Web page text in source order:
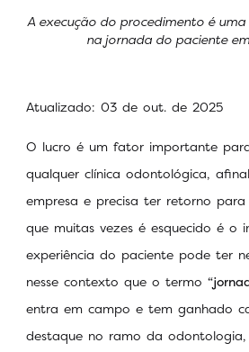
A execução do procedimento é
na jornada do paciente
Atualizado: 03 de out. de 2025
O lucro é um fator importante
qualquer clínica odontológica,
empresa e precisa ter retorno
que muitas vezes é esquecido é o
experiência do paciente pode ter
nesse contexto que o termo
entra em campo e tem ganhado
destaque no ramo da odontologia,